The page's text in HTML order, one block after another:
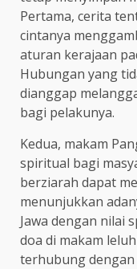
Pertama, cerita
cintanya
aturan kerajaan
Hubungan yang
dianggap
bagi pelakunya.
Kedua, makam
spiritual bagi
berziarah dapat
menunjukkan
Jawa dengan nilai
doa di makam
terhubung dengan